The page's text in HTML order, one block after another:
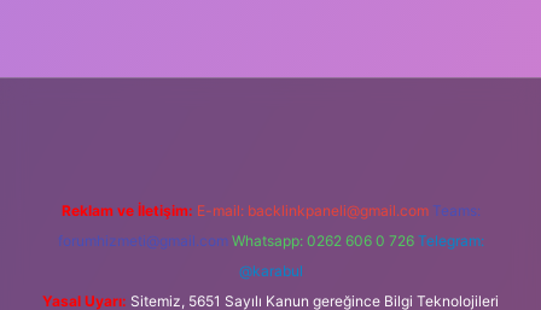
Reklam ve İletişim: E-mail: backlinkpaneli@gmail.com Teams:
forumhizmeti@gmail.com Whatsapp: 0262 606 0 726 Telegram:
@karabul
Yasal Uyarı: Sitemiz, 5651 Sayılı Kanun gereğince Bilgi Teknolojileri